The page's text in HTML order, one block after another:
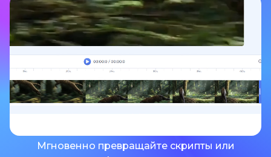
Мгновенно превращайте скрипты или